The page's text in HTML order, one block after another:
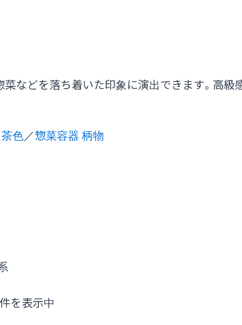
菜などを落ち着いた印象に演出できます。高
色／惣菜容器 柄物
を表示中